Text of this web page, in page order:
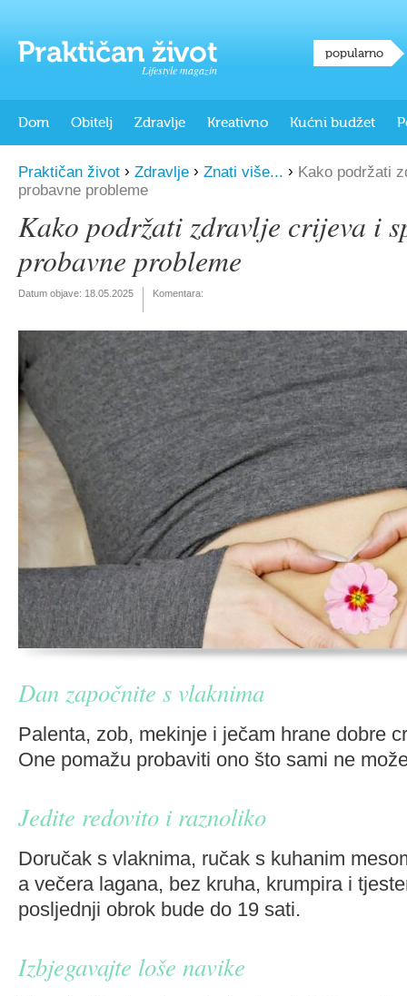
Lifestyle magazin
popularno
Dom Obitelj Zdravlje Kreativno Kućni budžet
Praktičan život › Zdravlje › Znati više... › Kako podržati
probavne probleme
Kako podržati zdravlje crijeva i
probavne probleme
Datum objave: 18.05.2025 Komentara:
Dan započnite s vlaknima
Palenta, zob, mekinje i ječam hrane dobre
One pomažu probaviti ono što sami ne
Jedite redovito i raznoliko
Doručak s vlaknima, ručak s kuhanim
a večera lagana, bez kruha, krumpira i
posljednji obrok bude do 19 sati.
Izbjegavajte loše navike